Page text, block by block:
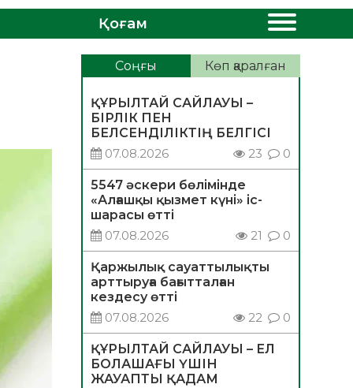
Қоғам
Соңғы Көп қаралған
ҚҰРЫЛТАЙ САЙЛАУЫ –
БІРЛІК ПЕН
БЕЛСЕНДІЛІКТІҢ БЕЛГІСІ
07.08.2026
23 0
5547 әскери бөлімінде
«Алғашқы қызмет күні» іс-
шарасы өтті
07.08.2026
21 0
Қаржылық сауаттылықты
арттыруға бағытталған
кездесу өтті
07.08.2026
22 0
ҚҰРЫЛТАЙ САЙЛАУЫ – ЕЛ
БОЛАШАҒЫ ҮШІН
ЖАУАПТЫ ҚАДАМ